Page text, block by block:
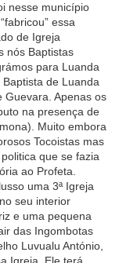
nesse município
essa
de Igreja
nós Baptistas
para Luanda
de Luanda
Guevara. Apenas os
na presença de
Muito embora
Tocoistas mas
que se fazia
ao Profeta.
uma 3ª Igreja
seu interior
e uma pequena
das Ingombotas
Luvualu António,